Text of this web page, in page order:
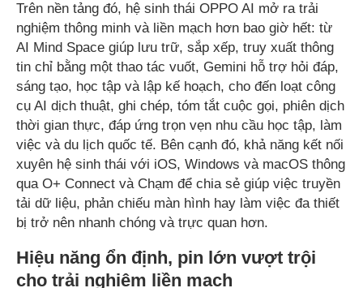
Trên nền tảng đó, hệ sinh thái OPPO AI mở ra trải
nghiệm thông minh và liền mạch hơn bao giờ hết: từ
AI Mind Space giúp lưu trữ, sắp xếp, truy xuất thông
tin chỉ bằng một thao tác vuốt, Gemini hỗ trợ hỏi đáp,
sáng tạo, học tập và lập kế hoạch, cho đến loạt công
cụ AI dịch thuật, ghi chép, tóm tắt cuộc gọi, phiên dịch
thời gian thực, đáp ứng trọn vẹn nhu cầu học tập, làm
việc và du lịch quốc tế. Bên cạnh đó, khả năng kết nối
xuyên hệ sinh thái với iOS, Windows và macOS thông
qua O+ Connect và Chạm để chia sẻ giúp việc truyền
tải dữ liệu, phản chiếu màn hình hay làm việc đa thiết
bị trở nên nhanh chóng và trực quan hơn.
Hiệu năng ổn định, pin lớn vượt trội
cho trải nghiệm liền mạch